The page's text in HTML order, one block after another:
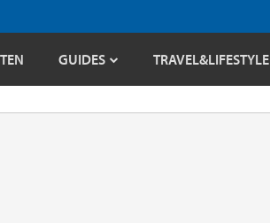
GUIDES TRAVEL&LIFESTYLE